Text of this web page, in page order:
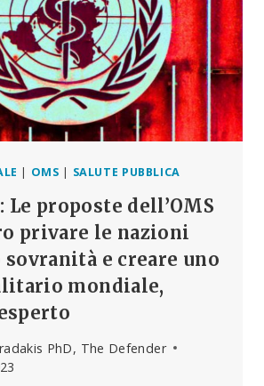
| OMS | SALUTE PUBBLICA
Le proposte dell’OMS
privare le nazioni
e creare uno
mondiale,
PhD, The Defender